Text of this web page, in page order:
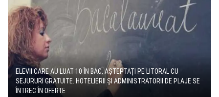
ELEVII CARE AU LUAT 10 ÎN BAC, AȘTEPTAȚI PE LITORAL CU
SEJURURI GRATUITE. HOTELIERII ȘI ADMINISTRATORII DE PLAJE SE
ÎNTREC ÎN OFERTE